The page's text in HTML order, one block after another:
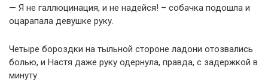
— Я не галлюцинация, и не надейся! – собачка подошла и
оцарапала девушке руку.
Четыре бороздки на тыльной стороне ладони отозвались
болью, и Настя даже руку одернула, правда, с задержкой в
минуту.